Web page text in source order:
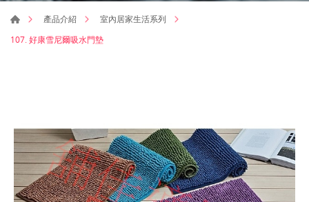
產品介紹
室內居家生活系列
107. 好康雪尼爾吸水門墊